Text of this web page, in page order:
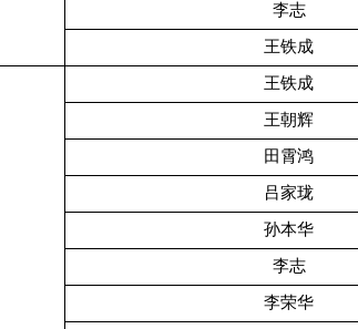
李志
王铁成
王铁成
王朝辉
田霄鸿
吕家珑
孙本华
李志
李荣华